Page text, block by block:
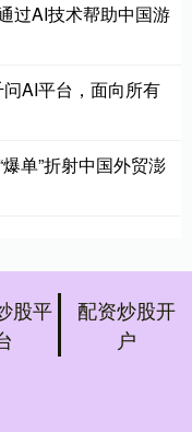
过AI技术帮助中国游
AI平台，面向所有
单”折射中国外贸澎
股平
配资炒股开
户